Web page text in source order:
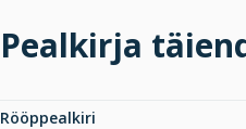
Pealkirja
Rööppealkiri